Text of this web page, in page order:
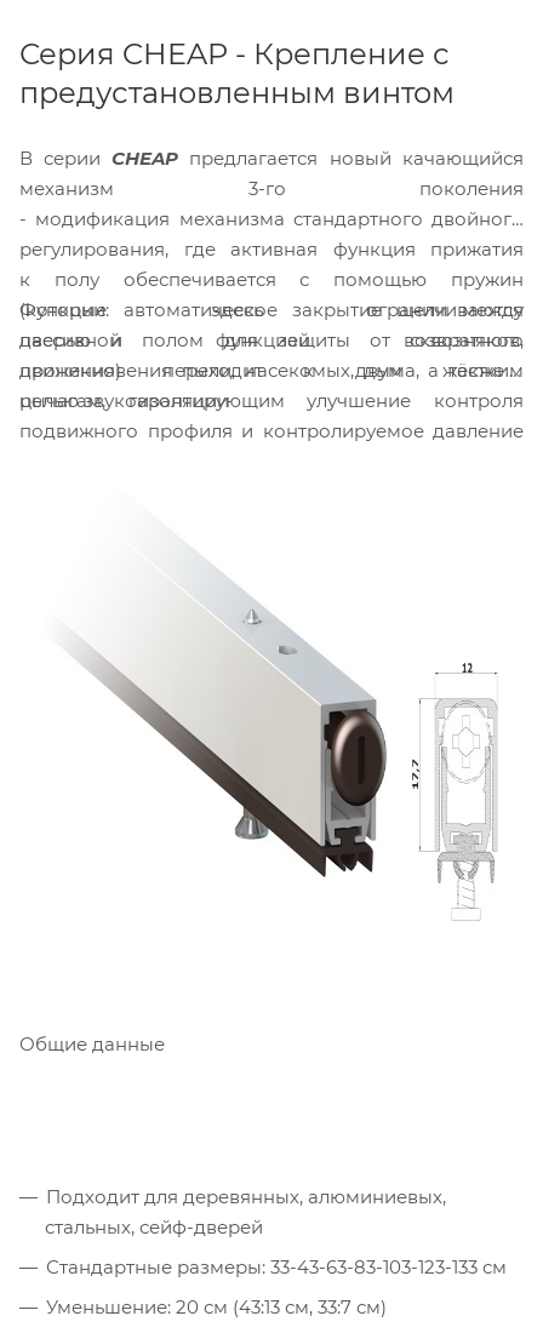
Серия CHEAP - Крепление с
предустановленным винтом
В серии CHEAP предлагается новый качающийся
механизм 3-го поколения
- модификация механизма стандартного двойного
регулирования, где активная функция прижатия
к полу обеспечивается с помощью пружин
(которые здесь ограничиваются
пассивной функцией возвратного
движения) переходит к двум жёстким
рычагам, гарантирующим улучшение контроля
подвижного профиля и контролируемое давление
Функции: автоматическое закрытие щели между
дверью и полом для защиты от сквозняков,
проникновения пыли, насекомых, дыма, а также с
целью звукоизоляции
Общие данные
Подходит для деревянных, алюминиевых,
стальных, сейф-дверей
Стандартные размеры: 33-43-63-83-103-123-133 см
Уменьшение: 20 см (43:13 см, 33:7 см)